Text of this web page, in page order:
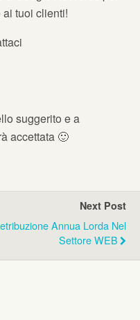
tuoi clienti!
suggerito e a
accettata 🙂
Next Post
Annua Lorda Nel
Settore WEB